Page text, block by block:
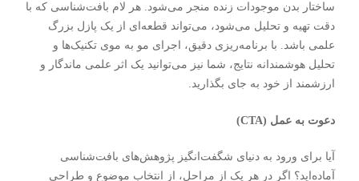
ساختار بدن موجودات زنده منجر می‌شود. هر لام بافت‌شناسی که با
دقت تهیه و تحلیل می‌شود، می‌تواند قطعه‌ای از یک پازل بزرگ
علمی باشد. با برنامه‌ریزی دقیق، اجرای مو به موی تکنیک‌ها و
تحلیل هوشمندانه نتایج، شما نیز می‌توانید یک اثر علمی ماندگار و
ارزشمند از خود به جای بگذارید.
دعوت به عمل (CTA)
آیا برای ورود به دنیای شگفت‌انگیز پژوهش‌های بافت‌شناسی
آماده‌اید؟ اگر در هر یک از مراحل، از انتخاب موضوع و طراحی